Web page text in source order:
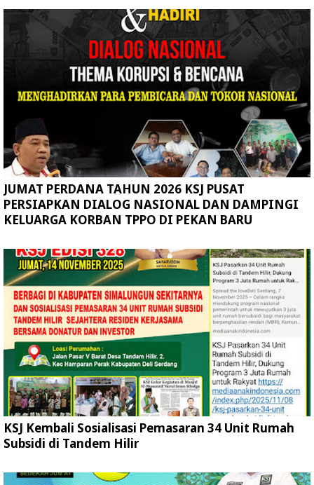
JUMAT PERDANA TAHUN 2026 KSJ PUSAT
PERSIAPKAN DIALOG NASIONAL DAN DAMPINGI
KELUARGA KORBAN TPPO DI PEKAN BARU
KSJ Kembali Sosialisasi Pemasaran 34 Unit Rumah
Subsidi di Tandem Hilir